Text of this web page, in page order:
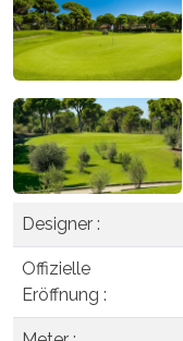
Designer :
Offizielle
Eröffnung :